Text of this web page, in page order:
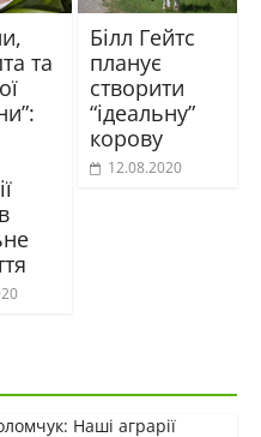
та
Білл Гейтс
планує
створити
“ідеальну”
корову
12.08.2020
Наші аграрії